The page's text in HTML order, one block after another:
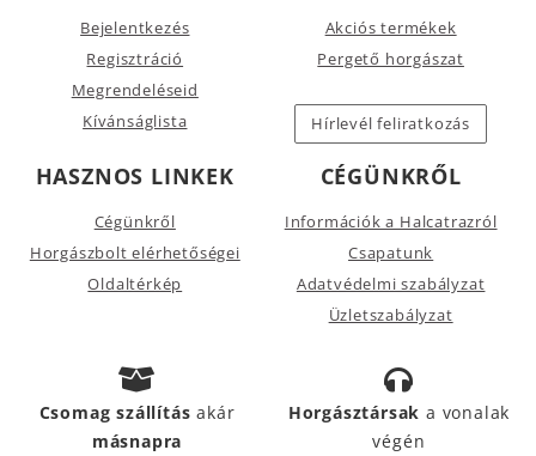
Bejelentkezés
Regisztráció
Megrendeléseid
Kívánságlista
Akciós termékek
Pergető horgászat
Hírlevél feliratkozás
HASZNOS LINKEK
Cégünkről
Horgászbolt elérhetőségei
Oldaltérkép
CÉGÜNKRŐL
Információk a Halcatrazról
Csapatunk
Adatvédelmi szabályzat
Üzletszabályzat
Csomag szállításakár
másnapra
Horgásztársak a vonalak
végén